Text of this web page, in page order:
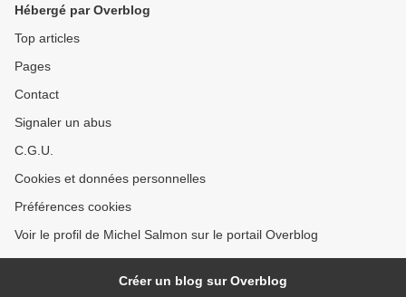
Hébergé par Overblog
Top articles
Pages
Contact
Signaler un abus
C.G.U.
Cookies et données personnelles
Préférences cookies
Voir le profil de Michel Salmon sur le portail Overblog
Créer un blog sur Overblog